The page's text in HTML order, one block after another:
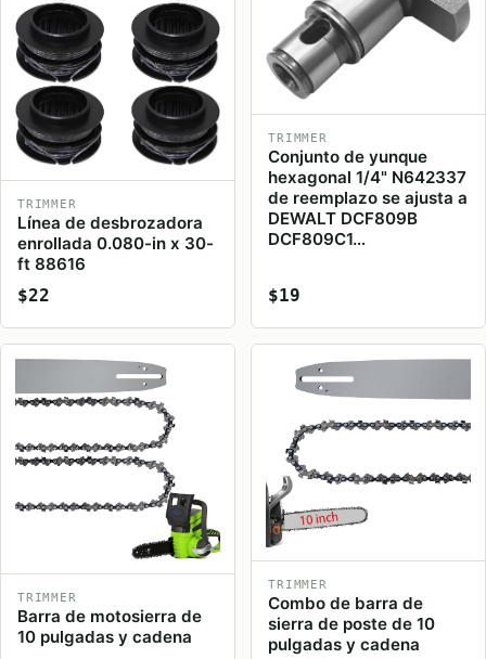
TRIMMER
Línea de desbrozadora
enrollada 0.080-in x 30-
ft 88616
$22
TRIMMER
Conjunto de yunque
hexagonal 1/4" N642337
de reemplazo se ajusta a
DEWALT DCF809B
DCF809C1…
$19
TRIMMER
Barra de motosierra de
10 pulgadas y cadena
TRIMMER
Combo de barra de
sierra de poste de 10
pulgadas y cadena